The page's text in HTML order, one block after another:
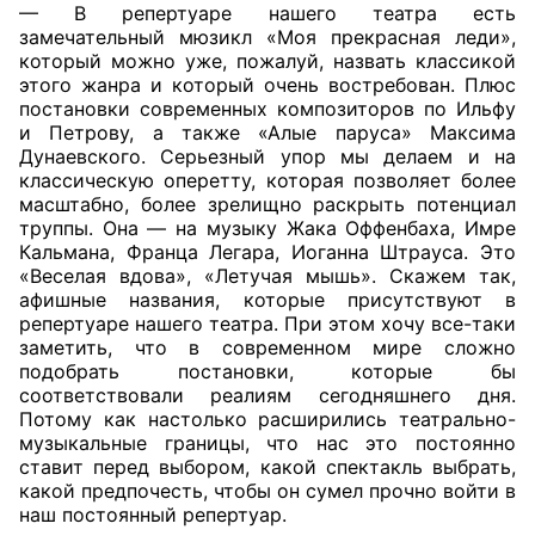
— В репертуаре нашего театра есть
замечательный мюзикл «Моя прекрасная леди»,
который можно уже, пожалуй, назвать классикой
этого жанра и который очень востребован. Плюс
постановки современных композиторов по Ильфу
и Петрову, а также «Алые паруса» Максима
Дунаевского. Серьезный упор мы делаем и на
классическую оперетту, которая позволяет более
масштабно, более зрелищно раскрыть потенциал
труппы. Она — на музыку Жака Оффенбаха, Имре
Кальмана, Франца Легара, Иоганна Штрауса. Это
«Веселая вдова», «Летучая мышь». Скажем так,
афишные названия, которые присутствуют в
репертуаре нашего театра. При этом хочу все-таки
заметить, что в современном мире сложно
подобрать постановки, которые бы
соответствовали реалиям сегодняшнего дня.
Потому как настолько расширились театрально-
музыкальные границы, что нас это постоянно
ставит перед выбором, какой спектакль выбрать,
какой предпочесть, чтобы он сумел прочно войти в
наш постоянный репертуар.